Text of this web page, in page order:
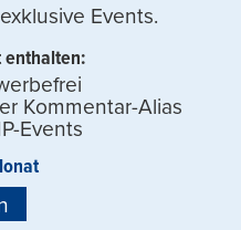
Events.
enthalten:
Kommentar-Alias
Events